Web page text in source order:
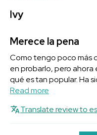
Ivy
Merece la pena
Como tengo poco más
en probarlo, pero
qué es tan popular. Ha
Read more
Translate review to